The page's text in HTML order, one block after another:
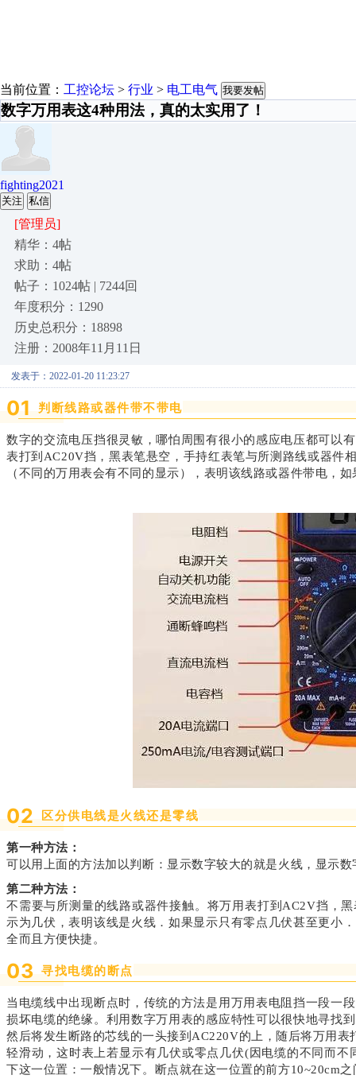
当前位置： 工控论坛 > 行业 > 电工电气 我要发帖
数字万用表这4种用法，真的太实用了！
fighting2021
关注 私信
[管理员]
精华：4帖
求助：4帖
帖子：1024帖 | 7244回
年度积分：1290
历史总积分：18898
注册：2008年11月11日
发表于：2022-01-20 11:23:27
01 判断线路或器件带不带电
数字的交流电压挡很灵敏，哪怕周围有很小的感应电压都可以
表打到AC20V挡，黑表笔悬空，手持红表笔与所测路线或器件
（不同的万用表会有不同的显示），表明该线路或器件带电，
02 区分供电线是火线还是零线
第一种方法：
可以用上面的方法加以判断：显示数字较大的就是火线，显示
第二种方法：
不需要与所测量的线路或器件接触。将万用表打到AC2V挡，
示为几伏，表明该线是火线．如果显示只有零点几伏甚至更小
全而且方便快捷。
03 寻找电缆的断点
当电缆线中出现断点时，传统的方法是用万用表电阻挡一段一
损坏电缆的绝缘。利用数字万用表的感应特性可以很快地寻找
然后将发生断路的芯线的一头接到AC220V的上，随后将万用
轻滑动，这时表上若显示有几伏或零点几伏(因电缆的不同而
下这一位置：一般情况下。断点就在这一位置的前方10~20cm